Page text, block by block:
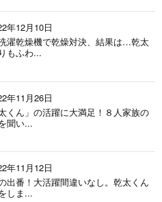
年12月10日
濯乾燥機で乾燥対決、結果は…乾太
もふわ...
年11月26日
くん」の活躍に大満足！８人家族の
聞い...
年11月12日
出番！大活躍間違いなし。乾太くん
しま...